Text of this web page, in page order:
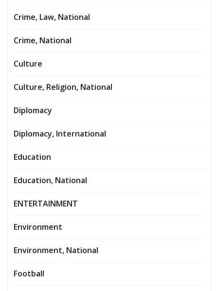
Crime, Law, National
Crime, National
Culture
Culture, Religion, National
Diplomacy
Diplomacy, International
Education
Education, National
ENTERTAINMENT
Environment
Environment, National
Football